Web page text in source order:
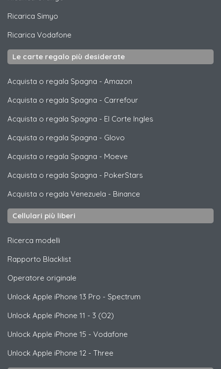
Ricarica Simyo
Ricarica Vodafone
Le carte regalo più desiderate
Acquista o regala Spagna - Amazon
Acquista o regala Spagna - Carrefour
Acquista o regala Spagna - El Corte Ingles
Acquista o regala Spagna - Glovo
Acquista o regala Spagna - Moeve
Acquista o regala Spagna - PokerStars
Acquista o regala Venezuela - Binance
Cellulari più liberi
Ricerca modelli
Rapporto Blacklist
Operatore originale
Unlock Apple iPhone 13 Pro - Spectrum
Unlock Apple iPhone 11 - 3 (O2)
Unlock Apple iPhone 15 - Vodafone
Unlock Apple iPhone 12 - Three